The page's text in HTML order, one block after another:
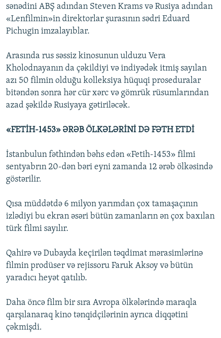
sənədini ABŞ adından Steven Krams və Rusiya adından
«Lenfilmin»in direktorlar şurasının sədri Eduard
Pichugin imzalayıblar.
Arasında rus səssiz kinosunun ulduzu Vera
Kholodnayanın da çəkildiyi və indiyədək itmiş sayılan
azı 50 filmin olduğu kolleksiya hüquqi proseduralar
bitəndən sonra hər cür xərc və gömrük rüsumlarından
azad şəkildə Rusiyaya gətiriləcək.
«FETİH-1453» ƏRƏB ÖLKƏLƏRİNİ DƏ FƏTH ETDİ
İstanbulun fəthindən bəhs edən «Fetih-1453» filmi
sentyabrın 20-dən bəri eyni zamanda 12 ərəb ölkəsində
göstərilir.
Qısa müddətdə 6 milyon yarımdan çox tamaşaçının
izlədiyi bu ekran əsəri bütün zamanların ən çox baxılan
türk filmi sayılır.
Qahirə və Dubayda keçirilən təqdimat mərasimlərinə
filmin prodüser və rejissoru Faruk Aksoy və bütün
yaradıcı heyət qatılıb.
Daha öncə film bir sıra Avropa ölkələrində maraqla
qarşılanaraq kino tənqidçilərinin ayrıca diqqətini
çəkmişdi.